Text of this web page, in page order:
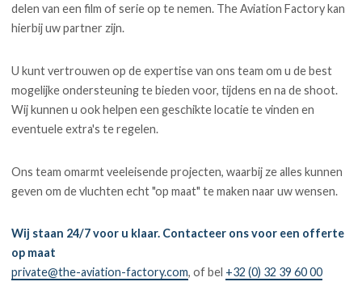
delen van een film of serie op te nemen. The Aviation Factory kan
hierbij uw partner zijn.
U kunt vertrouwen op de expertise van ons team om u de best
mogelijke ondersteuning te bieden voor, tijdens en na de shoot.
Wij kunnen u ook helpen een geschikte locatie te vinden en
eventuele extra's te regelen.
Ons team omarmt veeleisende projecten, waarbij ze alles kunnen
geven om de vluchten echt "op maat" te maken naar uw wensen.
Wij staan 24/7 voor u klaar. Contacteer ons voor een offerte
op maat
private@the-aviation-factory.com, of bel +32 (0) 32 39 60 00